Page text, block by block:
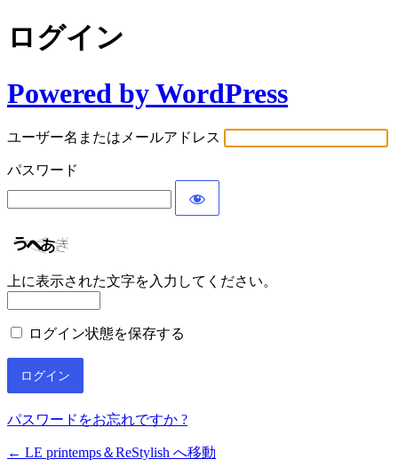
ログイン
Powered by WordPress
ユーザー名またはメールアドレス
パスワード
上に表示された文字を入力してください。
ログイン状態を保存する
パスワードをお忘れですか ?
← LE printemps＆ReStylish へ移動